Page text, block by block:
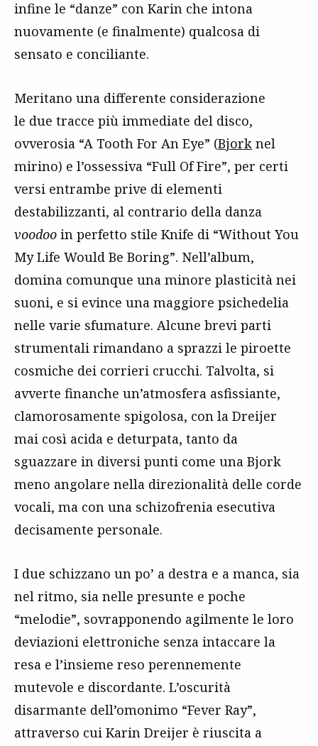
infine le “danze” con Karin che intona
nuovamente (e finalmente) qualcosa di
sensato e conciliante.
Meritano una differente considerazione
le due tracce più immediate del disco,
ovverosia “A Tooth For An Eye” (Bjork nel
mirino) e l’ossessiva “Full Of Fire”, per certi
versi entrambe prive di elementi
destabilizzanti, al contrario della danza
voodoo in perfetto stile Knife di “Without You
My Life Would Be Boring”. Nell’album,
domina comunque una minore plasticità nei
suoni, e si evince una maggiore psichedelia
nelle varie sfumature. Alcune brevi parti
strumentali rimandano a sprazzi le piroette
cosmiche dei corrieri crucchi. Talvolta, si
avverte finanche un’atmosfera asfissiante,
clamorosamente spigolosa, con la Dreijer
mai così acida e deturpata, tanto da
sguazzare in diversi punti come una Bjork
meno angolare nella direzionalità delle corde
vocali, ma con una schizofrenia esecutiva
decisamente personale.
I due schizzano un po’ a destra e a manca, sia
nel ritmo, sia nelle presunte e poche
“melodie”, sovrapponendo agilmente le loro
deviazioni elettroniche senza intaccare la
resa e l’insieme reso perennemente
mutevole e discordante. L’oscurità
disarmante dell’omonimo “Fever Ray”,
attraverso cui Karin Dreijer è riuscita a